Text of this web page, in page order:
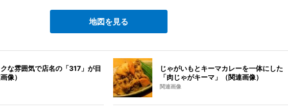
地図を見る
な雰囲気で店名の「317」が目
像）
じゃがいもとキーマカレーを一体にした
「肉じゃがキーマ」（関連画像）
関連画像